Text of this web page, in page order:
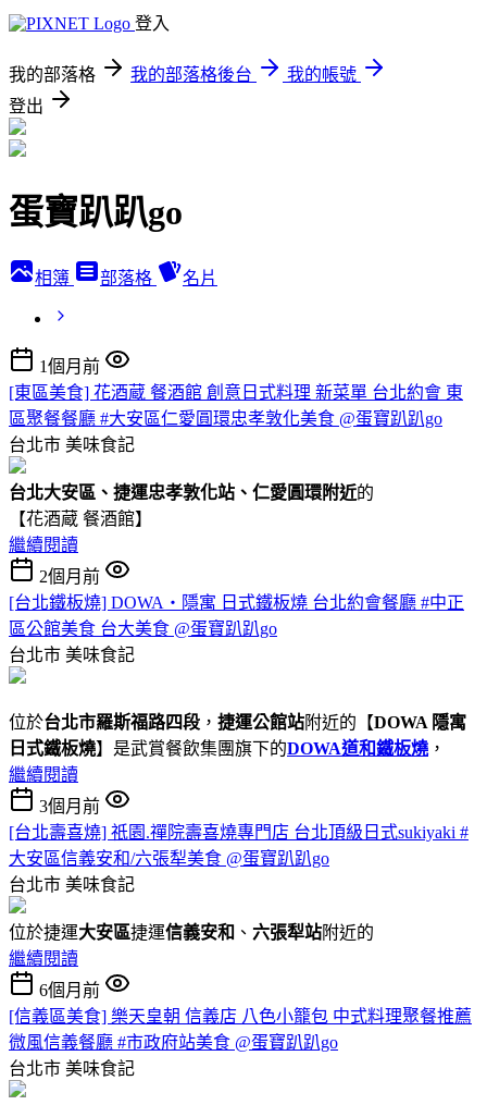
登入
我的部落格 我的部落格後台
我的帳號
登出
蛋寶趴趴go
相簿 部落格 名片
1個月前
[東區美食] 花酒蔵 餐酒館 創意日式料理 新菜單 台北約會 東
區聚餐餐廳 #大安區仁愛圓環忠孝敦化美食 @蛋寶趴趴go
台北市 美味食記
台北大安區、捷運忠孝敦化站、仁愛圓環附近的
【花酒蔵 餐酒館】
繼續閱讀
2個月前
[台北鐵板燒] DOWA・隱寓 日式鐵板燒 台北約會餐廳 #中正
區公館美食 台大美食 @蛋寶趴趴go
台北市 美味食記
位於台北市羅斯福路四段 ， 捷運公館站附近的【DOWA 隱寓
日式鐵板燒】是武賞餐飲集團旗下的DOWA道和鐵板燒 ，
繼續閱讀
3個月前
[台北壽喜燒] 祇園.禪院壽喜燒專門店 台北頂級日式sukiyaki #
大安區信義安和/六張犁美食 @蛋寶趴趴go
台北市 美味食記
位於捷運大安區捷運信義安和 、 六張犁站附近的
繼續閱讀
6個月前
[信義區美食] 樂天皇朝 信義店 八色小籠包 中式料理聚餐推薦
微風信義餐廳 #市政府站美食 @蛋寶趴趴go
台北市 美味食記